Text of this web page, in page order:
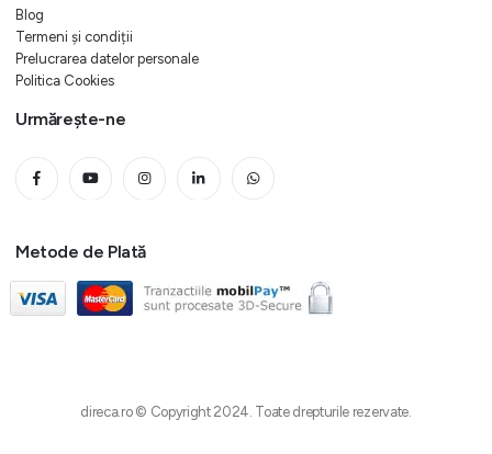
Blog
Termeni și condiții
Prelucrarea datelor personale
Politica Cookies
Urmărește-ne
Metode de Plată
direca.ro © Copyright 2024. Toate drepturile rezervate.